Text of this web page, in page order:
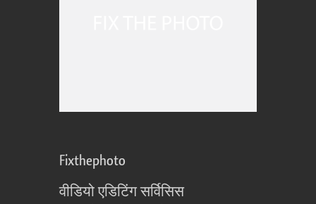
Fixthephoto
वीडियो एडिटिंग सर्विसिस